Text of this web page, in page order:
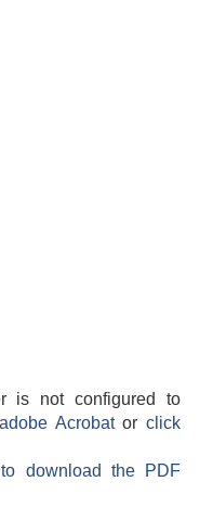
is not configured to
Acrobatorclick
download the PDF